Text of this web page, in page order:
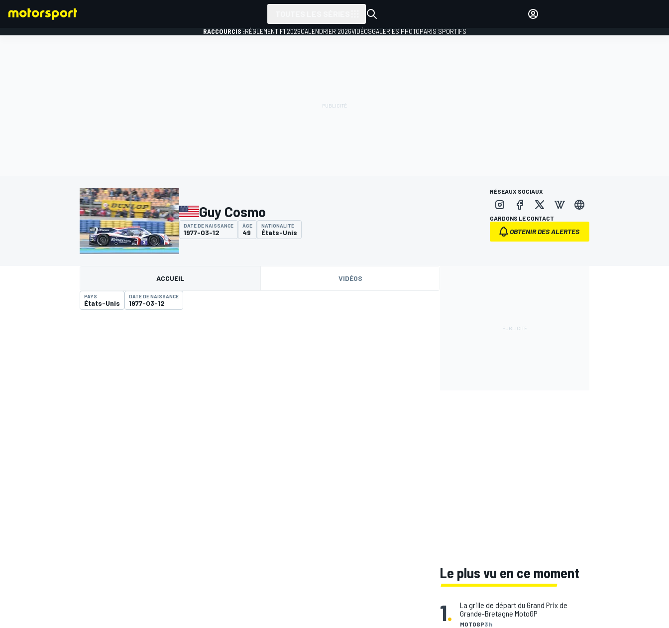
MOTOGP
RACCOURCIS :RÈGLEMENT F1 2026CALENDRIER 2026VIDÉOSGALERIES PHOTOPARIS SPORTIFS
Guy Cosmo
DATE DE NAISSANCE
1977-03-12
ÂGE
49
NATIONALITÉ
États-Unis
RÉSEAUX SOCIAUX
GARDONS LE CONTACT
OBTENIR DES ALERTES
ACCUEIL VIDÉOS
PAYS
États-Unis
DATE DE NAISSANCE
1977-03-12
Le plus vu en ce moment
1. MOTOGP3 h
La grille de départ du Grand Prix de
Grande-Bretagne MotoGP